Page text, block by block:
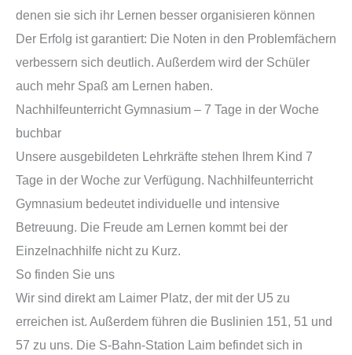
denen sie sich ihr Lernen besser organisieren können
Der Erfolg ist garantiert: Die Noten in den Problemfächern
verbessern sich deutlich. Außerdem wird der Schüler
auch mehr Spaß am Lernen haben.
Nachhilfeunterricht Gymnasium – 7 Tage in der Woche
buchbar
Unsere ausgebildeten Lehrkräfte stehen Ihrem Kind 7
Tage in der Woche zur Verfügung. Nachhilfeunterricht
Gymnasium bedeutet individuelle und intensive
Betreuung. Die Freude am Lernen kommt bei der
Einzelnachhilfe nicht zu Kurz.
So finden Sie uns
Wir sind direkt am Laimer Platz, der mit der U5 zu
erreichen ist. Außerdem führen die Buslinien 151, 51 und
57 zu uns. Die S-Bahn-Station Laim befindet sich in